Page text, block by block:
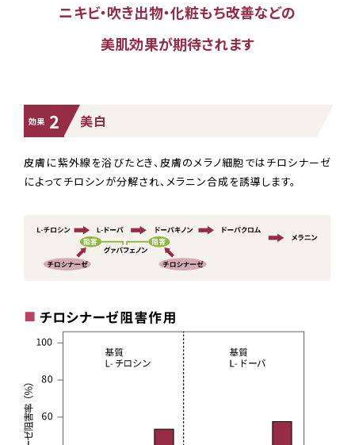
ニキビ・吹き出物・化粧もち改善などの
美肌効果が期待されます
効果 2 美白
皮膚に紫外線を浴びたとき、皮膚のメラノ細胞ではチロシナーゼ
によってチロシンが分解され、メラニン合成を誘導します。